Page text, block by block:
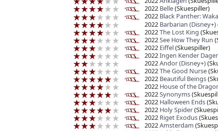
2022 Belle(Skuespiller)
2022 Black Panther:
2022 Barbarian (Disney+)
2022The Lost King
2022See How They Run
2022 Eiffel(Skuespiller)
2022Ingen Kender
2022Andor (Disney+)
2022The Good Nurse
2022 Beautiful Beings
2022 House of the
2022Synonyms
2022 Halloween Ends
2022 Holy Spider
2022 Riget Exodus
2022Amsterdam